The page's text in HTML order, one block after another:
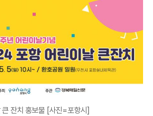
잔치 홍보물 [사진=포항시]